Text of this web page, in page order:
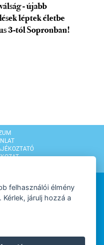
- újabb
léptek életbe
3-tól Sopronban!
felhasználói élmény
járulj hozzá a